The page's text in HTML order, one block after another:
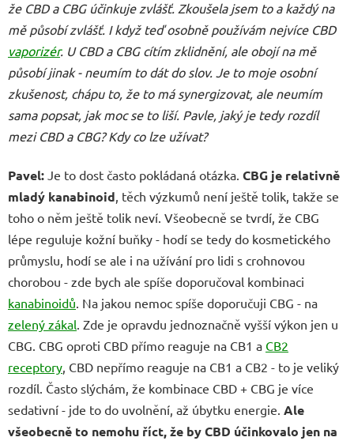
že CBD a CBG účinkuje zvlášť. Zkoušela jsem to a každý na
mě působí zvlášť. I když teď osobně používám nejvíce CBD
vaporizér. U CBD a CBG cítím zklidnění, ale obojí na mě
působí jinak - neumím to dát do slov. Je to moje osobní
zkušenost, chápu to, že to má synergizovat, ale neumím
sama popsat, jak moc se to liší. Pavle, jaký je tedy rozdíl
mezi CBD a CBG? Kdy co lze užívat?
Pavel: Je to dost často pokládaná otázka. CBG je relativně
mladý kanabinoid , těch výzkumů není ještě tolik, takže se
toho o něm ještě tolik neví. Všeobecně se tvrdí, že CBG
lépe reguluje kožní buňky - hodí se tedy do kosmetického
průmyslu, hodí se ale i na užívání pro lidi s crohnovou
chorobou - zde bych ale spíše doporučoval kombinaci
kanabinoidů . Na jakou nemoc spíše doporučuji CBG - na
zelený zákal . Zde je opravdu jednoznačně vyšší výkon jen u
CBG. CBG oproti CBD přímo reaguje na CB1 a CB2
receptory , CBD nepřímo reaguje na CB1 a CB2 - to je veliký
rozdíl. Často slýchám, že kombinace CBD + CBG je více
sedativní - jde to do uvolnění, až úbytku energie. Ale
všeobecně to nemohu říct, že by CBD účinkovalo jen na